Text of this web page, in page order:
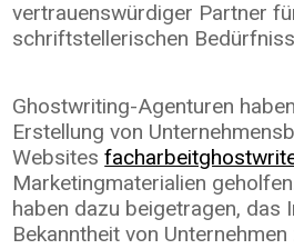
vertrauenswürdiger Partner
schriftstellerischen
Ghostwriting-Agenturen
Erstellung von
Websites
Marketingmaterialien
haben dazu beigetragen, das
Bekanntheit von Unternehmen